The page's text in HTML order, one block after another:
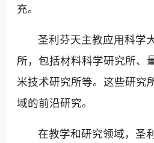
充。
圣利芬天主教应用科学
所，包括材料科学研究所、
米技术研究所等。这些研究
域的前沿研究。
在教学和研究领域，圣